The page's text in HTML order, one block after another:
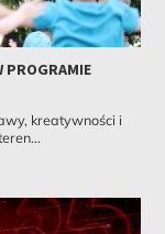
PROGRAMIE
kreatywności i